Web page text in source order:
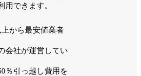
用できます。
上から最安値業者
会社が運営してい
％引っ越し費用を